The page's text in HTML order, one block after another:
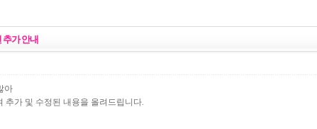
추가 안내
아
추가 및 수정된 내용을 올려드립니다.